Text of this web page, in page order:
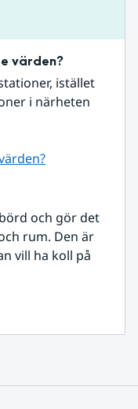
värden?
istället
i närheten
och gör det
rum. Den är
vill ha koll på